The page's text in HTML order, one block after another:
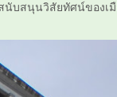
สนุนวิสัยทัศน์ของเ